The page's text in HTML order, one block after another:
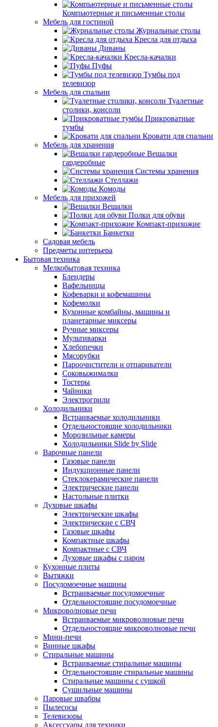
Компьютерные и письменные столы
Мебель для гостиной
Журнальные столы
Кресла для отдыха
Диваны
Кресла-качалки
Пуфы
Тумбы под
телевизор
Мебель для спальни
Туалетные
столики, консоли
Прикроватные
тумбы
Кровати для спальни
Мебель для хранения
Вешалки
гардеробные
Системы хранения
Стеллажи
Комоды
Мебель для прихожей
Вешалки
Полки для обуви
Компакт-прихожие
Банкетки
Садовая мебель
Предметы интерьера
Бытовая техника
Мелкобытовая техника
Блендеры
Вафельницы
Кофеварки и кофемашины
Кофемолки
Кухонные комбайны, машины и
планетарные миксеры
Ручные миксеры
Мультиварки
Хлебопечки
Мясорубки
Пароочистители и отпариватели
Соковыжималки
Тостеры
Чайники
Электрогрили
Холодильники
Встраиваемые холодильники
Отдельностоящие холодильники
Морозильные камеры
Холодильники Slide by Slide
Варочные панели
Газовые панели
Индукционные панели
Стеклокерамические панели
Электрические панели
Настольные плитки
Духовые шкафы
Электрические шкафы
Электрические с СВЧ
Газовые шкафы
Компактные шкафы
Компактные с СВЧ
Духовые шкафы с паром
Кухонные плиты
Вытяжки
Посудомоечные машины
Встраиваемые посудомоечные
Отдельностоящие посудомоечные
Микроволновые печи
Встраиваемые микроволновые печи
Отдельностоящие микроволновые печи
Мини-печи
Винные шкафы
Стиральные машины
Встраиваемые стиральные машины
Отдельностоящие стиральные машины
Стиральные машины с сушкой
Сушильные машины
Паровые швабры
Пылесосы
Телевизоры
Аксессуары для техники